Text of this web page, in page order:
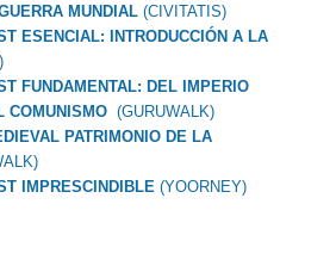
MUNDIAL (CIVITATIS)
ESENCIAL: INTRODUCCIÓN A LA
FUNDAMENTAL: DEL IMPERIO
COMUNISMO (GURUWALK)
PATRIMONIO DE LA
IMPRESCINDIBLE (YOORNEY)